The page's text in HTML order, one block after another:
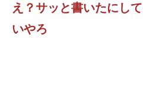
え？サッと書いたにし
いやろ